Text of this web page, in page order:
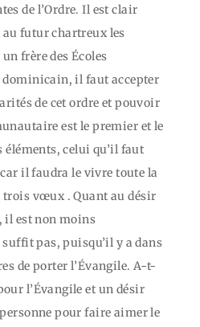
de l’Ordre. Il est clair
au futur chartreux les
frère des Écoles
dominicain, il faut accepter
de cet ordre et pouvoir
est le premier et le
celui qu’il faut
il faudra le vivre toute la
trois vœux . Quant au désir
il est non moins
pas, puisqu’il y a dans
de porter l’Évangile. A-t-
l’Évangile et un désir
pour faire aimer le